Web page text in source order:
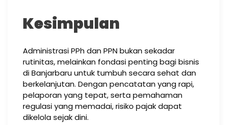
Kesimpulan
Administrasi PPh dan PPN bukan sekadar
rutinitas, melainkan fondasi penting bagi bisnis
di Banjarbaru untuk tumbuh secara sehat dan
berkelanjutan. Dengan pencatatan yang rapi,
pelaporan yang tepat, serta pemahaman
regulasi yang memadai, risiko pajak dapat
dikelola sejak dini.